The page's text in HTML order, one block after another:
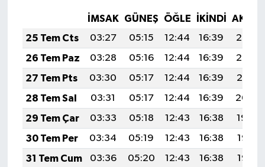
İMSAK GÜNEŞ ÖĞLE İKINDI
25 Tem Cts
03:27 05:15 12:44 16:39
20:02
26 Tem Paz
03:28 05:16 12:44 16:39
20:02
27 Tem Pts
03:30 05:17 12:44 16:39
20:01
28 Tem Sal
03:31 05:17 12:44 16:39
20:00
29 Tem Çar
03:33 05:18 12:43 16:38
19:59
30 Tem Per
03:34 05:19 12:43 16:38
19:58
31 Tem Cum
03:36 05:20 12:43 16:38
19:57